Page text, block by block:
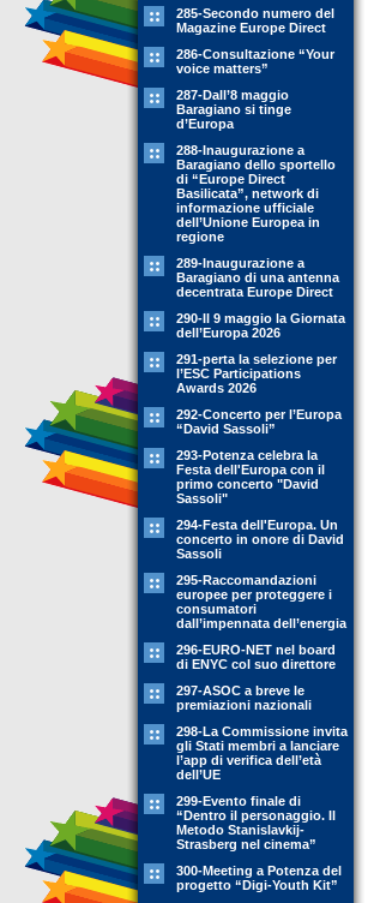
285-Secondo numero del
Magazine Europe Direct
286-Consultazione “Your
voice matters”
287-Dall’8 maggio
Baragiano si tinge
d’Europa
288-Inaugurazione a
Baragiano dello sportello
di “Europe Direct
Basilicata”, network di
informazione ufficiale
dell’Unione Europea in
regione
289-Inaugurazione a
Baragiano di una antenna
decentrata Europe Direct
290-Il 9 maggio la Giornata
dell’Europa 2026
291-perta la selezione per
l’ESC Participations
Awards 2026
292-Concerto per l’Europa
“David Sassoli”
293-Potenza celebra la
Festa dell'Europa con il
primo concerto "David
Sassoli"
294-Festa dell'Europa. Un
concerto in onore di David
Sassoli
295-Raccomandazioni
europee per proteggere i
consumatori
dall’impennata dell’energia
296-EURO-NET nel board
di ENYC col suo direttore
297-ASOC a breve le
premiazioni nazionali
298-La Commissione invita
gli Stati membri a lanciare
l’app di verifica dell’età
dell’UE
299-Evento finale di
“Dentro il personaggio. Il
Metodo Stanislavkij-
Strasberg nel cinema”
300-Meeting a Potenza del
progetto “Digi-Youth Kit”